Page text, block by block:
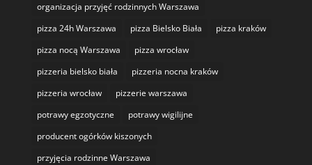
organizacja przyjęć rodzinnych Warszawa
pizza 24h Warszawa
pizza Bielsko Biała
pizza kraków
pizza nocą Warszawa
pizza wrocław
pizzeria bielsko biała
pizzeria nocna kraków
pizzeria wrocław
pizzerie warszawa
potrawy egzotyczne
potrawy wigilijne
producent ogórków kiszonych
przyjęcia rodzinne Warszawa